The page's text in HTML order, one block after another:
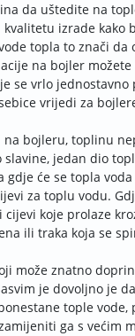
da uštedite na
izrade kako
topla to znači
na bojler
se vrlo
vrijedi za
na bojleru, toplinu
slavine, jedan dio
gdje će se topla
za toplu vodu.
cijevi koje prolaze
ili traka koja se
može znatno
je dovoljno je
tople
ga s većim